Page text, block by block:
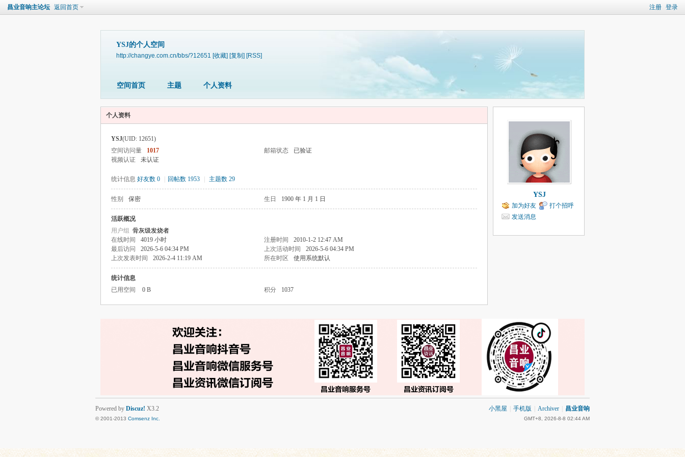
注册 登录
昌业音响主论坛 返回首页
YSJ的个人空间
http://changye.com.cn/bbs/?12651 [收藏] [复制] [RSS]
空间首页 主题 个人资料
个人资料
YSJ(UID: 12651)
空间访问量
1017 邮箱状态
已验证
视频认证
未认证
统计信息 好友数 0 回帖数 1953 主题数 29
性别 保密 生日 1900 年 1 月 1 日
活跃概况
用户组 骨灰级发烧者
在线时间
4019 小时 注册时间
2010-1-2 12:47 AM
最后访问
2026-5-6 04:34 PM 上次活动时间
2026-5-6 04:34 PM
上次发表时间
2026-2-4 11:19 AM 所在时区 使用系统默认
统计信息
已用空间
0 B 积分 1037
YSJ
加为好友
打个招呼
发送消息
小黑屋 手机版 Archiver 昌业音响
GMT+8, 2026-8-8 02:44 AM
Powered by Discuz! X3.2
© 2001-2013 Comsenz Inc.